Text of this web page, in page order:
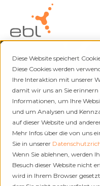
Diese Website speichert
Diese Cookies werden
Ihre Interaktion mit unserer
damit wir uns an Sie
Informationen, um Ihre
und um Analysen und
auf dieser Website und
Mehr Infos über die von uns
Sie in unserer
Wenn Sie ablehnen, werden
Besuch dieser Website nicht
wird in Ihrem Browser
EBL Kundencenter
Downloads